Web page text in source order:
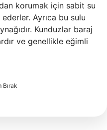
korumak için sabit su
Ayrıca bu sulu
Kunduzlar baraj
ve genellikle eğimli
Bırak